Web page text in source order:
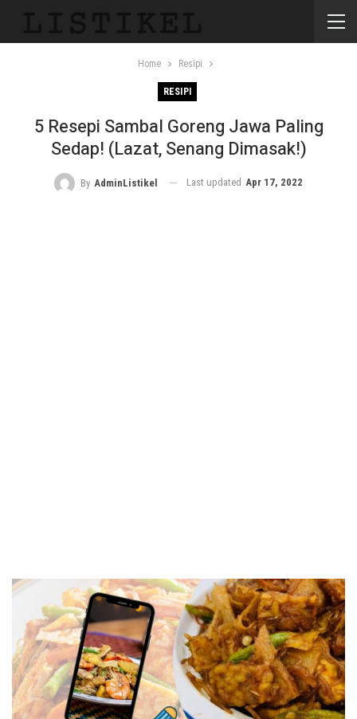
Home Resipi
RESIPI
5 Resepi Sambal Goreng Jawa Paling
Sedap! (Lazat, Senang Dimasak!)
By AdminListikel Last updated Apr 17, 2022